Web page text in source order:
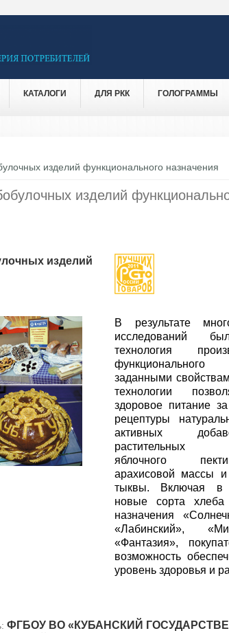
КАТАЛОГИ ДЛЯ РКК ГОЛОГРАММЫ
изделий функционального назначения
изделий
изделий
В результате
исследований
технология
заданными
технологии
здоровое питание
рецептуры
активных
растительных
яблочного
арахисовой массы
тыквы. Включая в
новые сорта хлеба
назначения
«Лабинский»,
«Фантазия»,
возможность
уровень здоровья и
ФГБОУ ВО «КУБАНСКИЙ